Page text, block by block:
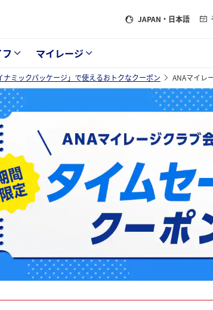
JAPAN ・日本語
マイレージ
ナミックパッケージ」で使えるおトクなクーポン ANAマイレ